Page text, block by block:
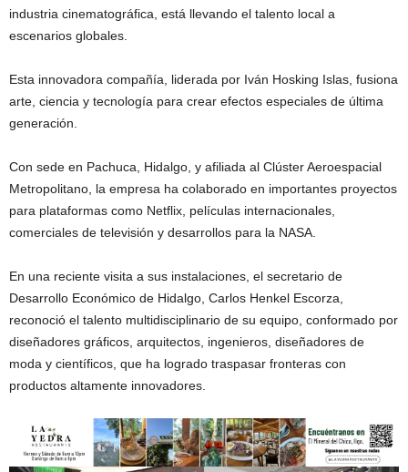
industria cinematográfica, está llevando el talento local a
escenarios globales.
Esta innovadora compañía, liderada por Iván Hosking Islas, fusiona
arte, ciencia y tecnología para crear efectos especiales de última
generación.
Con sede en Pachuca, Hidalgo, y afiliada al Clúster Aeroespacial
Metropolitano, la empresa ha colaborado en importantes proyectos
para plataformas como Netflix, películas internacionales,
comerciales de televisión y desarrollos para la NASA.
En una reciente visita a sus instalaciones, el secretario de
Desarrollo Económico de Hidalgo, Carlos Henkel Escorza,
reconoció el talento multidisciplinario de su equipo, conformado por
diseñadores gráficos, arquitectos, ingenieros, diseñadores de
moda y científicos, que ha logrado traspasar fronteras con
productos altamente innovadores.